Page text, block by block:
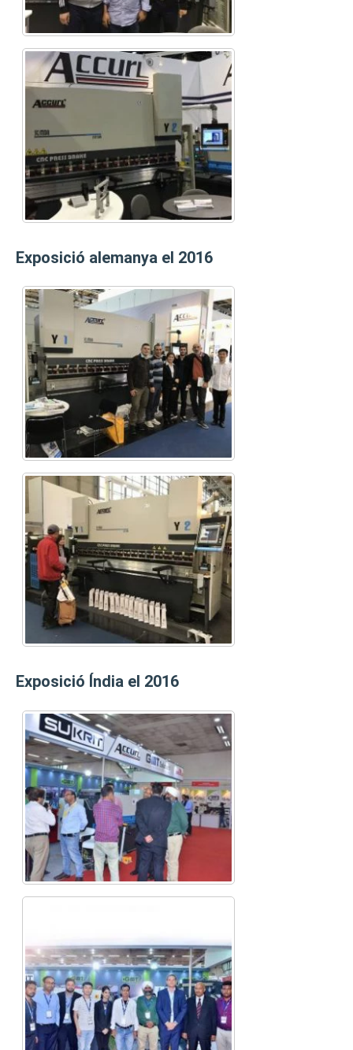
Exposició alemanya el 2016
Exposició Índia el 2016